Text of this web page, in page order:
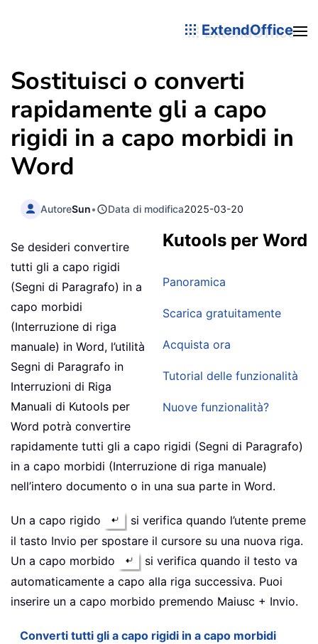
ExtendOffice
Sostituisci o converti
rapidamente gli a capo
rigidi in a capo morbidi in
Word
AutoreSun• Data di modifica2025-03-20
Kutools per Word
Panoramica
Scarica gratuitamente
Acquista ora
Tutorial delle funzionalità
Nuove funzionalità?
Se desideri convertire
tutti gli a capo rigidi
(Segni di Paragrafo) in a
capo morbidi
(Interruzione di riga
manuale) in Word, l’utilità
Segni di Paragrafo in
Interruzioni di Riga
Manuali di Kutools per
Word potrà convertire
rapidamente tutti gli a capo rigidi (Segni di Paragrafo)
in a capo morbidi (Interruzione di riga manuale)
nell’intero documento o in una sua parte in Word.
Un a capo rigido
si verifica quando l’utente preme
il tasto Invio per spostare il cursore su una nuova riga.
Un a capo morbido
si verifica quando il testo va
automaticamente a capo alla riga successiva. Puoi
inserire un a capo morbido premendo Maiusc + Invio.
Converti tutti gli a capo rigidi in a capo morbidi